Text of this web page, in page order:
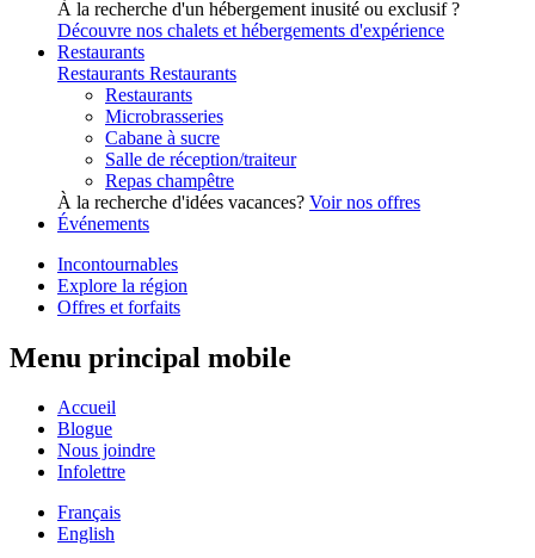
À la recherche d'un hébergement inusité ou exclusif ?
Découvre nos chalets et hébergements d'expérience
Restaurants
Restaurants Restaurants
Restaurants
Microbrasseries
Cabane à sucre
Salle de réception/traiteur
Repas champêtre
À la recherche d'idées vacances? Voir nos offres
Événements
Incontournables
Explore la région
Offres et forfaits
Menu principal mobile
Accueil
Blogue
Nous joindre
Infolettre
Français
English